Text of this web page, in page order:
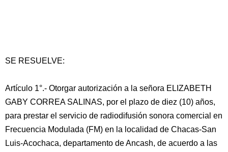
SE RESUELVE:
Artículo 1°.- Otorgar autorización a la señora ELIZABETH
GABY CORREA SALINAS, por el plazo de diez (10) años,
para prestar el servicio de radiodifusión sonora comercial en
Frecuencia Modulada (FM) en la localidad de Chacas-San
Luis-Acochaca, departamento de Ancash, de acuerdo a las